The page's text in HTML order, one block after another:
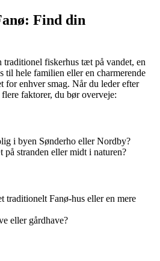
Find din
traditionel fiskerhus tæt på vandet, en
til hele familien eller en charmerende
for enhver smag. Når du leder efter
faktorer, du bør overveje:
i byen Sønderho eller Nordby?
stranden eller midt i naturen?
traditionelt Fanø-hus eller en mere
eller gårdhave?